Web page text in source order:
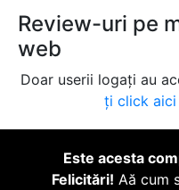
Review-uri pe
web
Doar userii logați au
ți click aici
Este acesta
Felicitări! Aă cum